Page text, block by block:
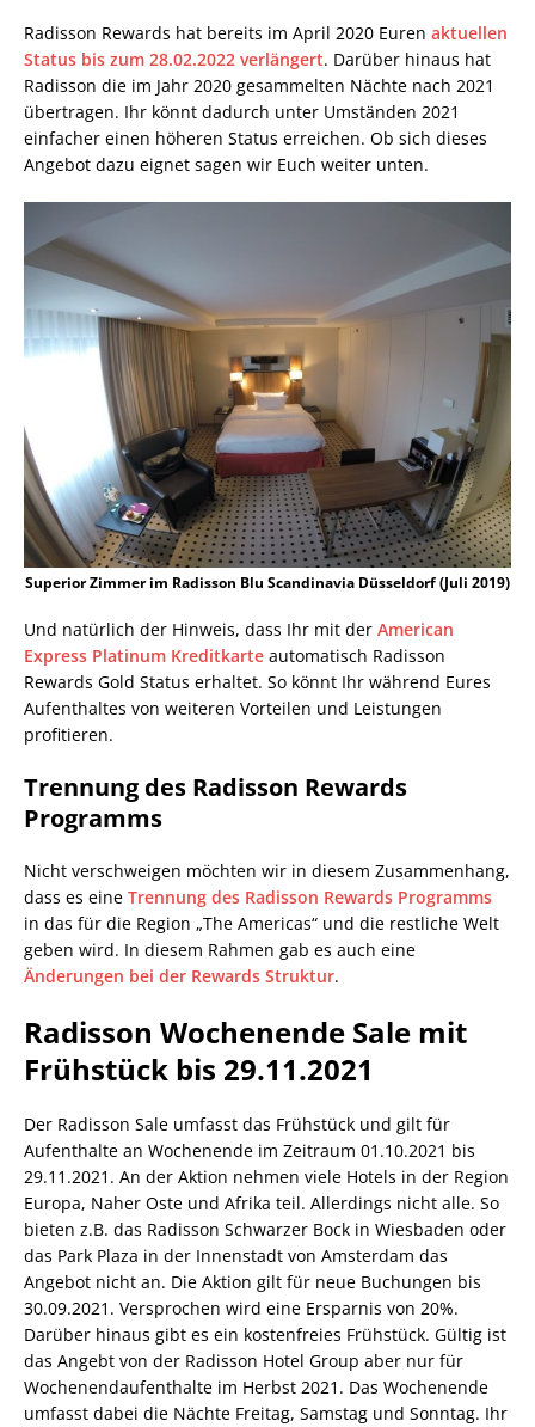
Radisson Rewards hat bereits im April 2020 Euren aktuellen
Status bis zum 28.02.2022 verlängert. Darüber hinaus hat
Radisson die im Jahr 2020 gesammelten Nächte nach 2021
übertragen. Ihr könnt dadurch unter Umständen 2021
einfacher einen höheren Status erreichen. Ob sich dieses
Angebot dazu eignet sagen wir Euch weiter unten.
Superior Zimmer im Radisson Blu Scandinavia Düsseldorf (Juli 2019)
Und natürlich der Hinweis, dass Ihr mit der American
Express Platinum Kreditkarte automatisch Radisson
Rewards Gold Status erhaltet. So könnt Ihr während Eures
Aufenthaltes von weiteren Vorteilen und Leistungen
profitieren.
Trennung des Radisson Rewards
Programms
Nicht verschweigen möchten wir in diesem Zusammenhang,
dass es eine Trennung des Radisson Rewards Programms
in das für die Region „The Americas“ und die restliche Welt
geben wird. In diesem Rahmen gab es auch eine
Änderungen bei der Rewards Struktur.
Radisson Wochenende Sale mit
Frühstück bis 29.11.2021
Der Radisson Sale umfasst das Frühstück und gilt für
Aufenthalte an Wochenende im Zeitraum 01.10.2021 bis
29.11.2021. An der Aktion nehmen viele Hotels in der Region
Europa, Naher Oste und Afrika teil. Allerdings nicht alle. So
bieten z.B. das Radisson Schwarzer Bock in Wiesbaden oder
das Park Plaza in der Innenstadt von Amsterdam das
Angebot nicht an. Die Aktion gilt für neue Buchungen bis
30.09.2021. Versprochen wird eine Ersparnis von 20%.
Darüber hinaus gibt es ein kostenfreies Frühstück. Gültig ist
das Angebt von der Radisson Hotel Group aber nur für
Wochenendaufenthalte im Herbst 2021. Das Wochenende
umfasst dabei die Nächte Freitag, Samstag und Sonntag. Ihr